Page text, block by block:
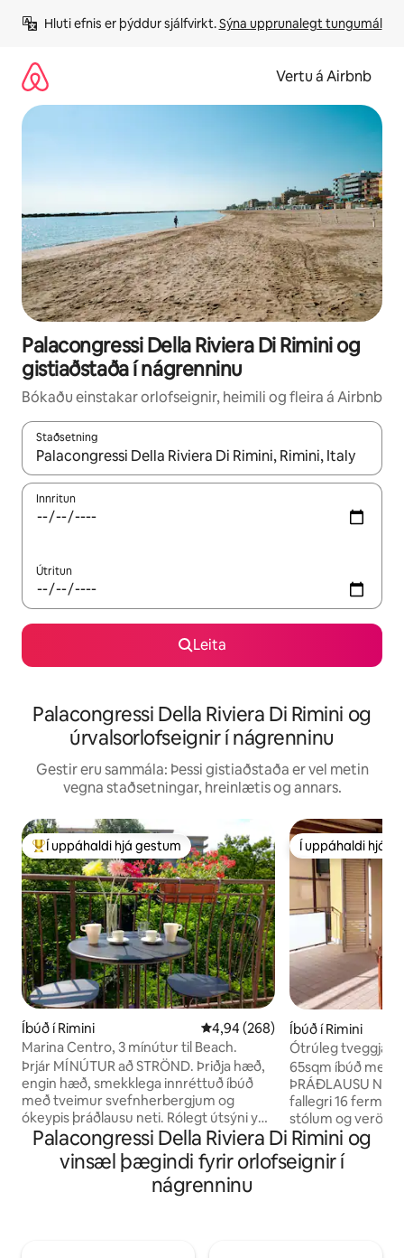
beint
Hluti efnis er þýddur sjálfvirkt. Sýna upprunalegt tungumál
Vertu á Airbnb
Palacongressi Della Riviera Di Rimini og
gistiaðstaða í nágrenninu
Bókaðu einstakar orlofseignir, heimili og fleira á Airbnb
Staðsetning
Þegar niðurstöður liggja fyrir skaltu nota upp og niður
Innritun
Útritun
Leita
Palacongressi Della Riviera Di Rimini og
úrvalsorlofseignir í nágrenninu
Gestir eru sammála: Þessi gistiaðstaða er vel metin
vegna staðsetningar, hreinlætis og annars.
Í mestu uppáhaldi hjá gestum
Í uppáhaldi hjá gestum
Íbúð í Rimini 4,94 af 5 í meðaleinkunn, 268
4,94 (268)
Marina Centro, 3 mínútur til Beach.
Þrjár MÍNÚTUR að STRÖND. Þriðja hæð,
engin hæð, smekklega innréttuð íbúð
með tveimur svefnherbergjum og
ókeypis þráðlausu neti. Rólegt útsýni yfir
garðinn á efstu hæðinni er tilvalið fyrir
fjölskyldur með börn, pör,
vinnuferðamenn eða alla sem vilja næði.
Þetta glæsilega Central Marina-svæði er
Í uppáhaldi hjá
Í uppáhaldi hjá
Íbúð í Rimini
Ótrúleg tveggja
Veranda í Rimini
65sqm íbúð með
ÞRÁÐLAUSU
fallegri 16
stólum og verönd
örbylgjuofni,
sturtu,
einkabílastæði
Palacongressi Della Riviera Di Rimini og
vinsæl þægindi fyrir orlofseignir í
nágrenninu